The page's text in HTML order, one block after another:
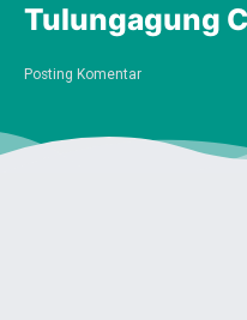
Tulungagung
Posting Komentar